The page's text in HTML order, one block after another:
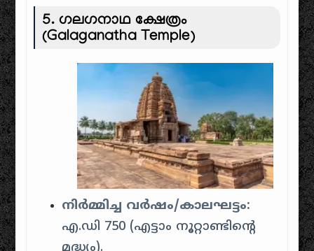
5.ഗലഗനാഥ ക്ഷേത്രം
(Galaganatha Temple)
നിർമ്മിച്ച വർഷം/കാലഘട്ടം:
എ.ഡി 750 (എട്ടാം നൂറ്റാണ്ടിന്റെ